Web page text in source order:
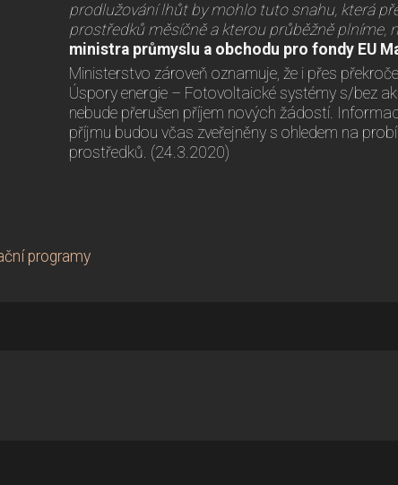
prodlužování lhůt by mohlo tuto snahu, která
prostředků měsíčně a kterou průběžně plníme,
ministra průmyslu a obchodu pro fondy EU
Ministerstvo zároveň oznamuje, že i přes
Úspory energie – Fotovoltaické systémy s/bez
nebude přerušen příjem nových žádostí.
příjmu budou včas zveřejněny s ohledem na
prostředků. (24.3.2020)
programy